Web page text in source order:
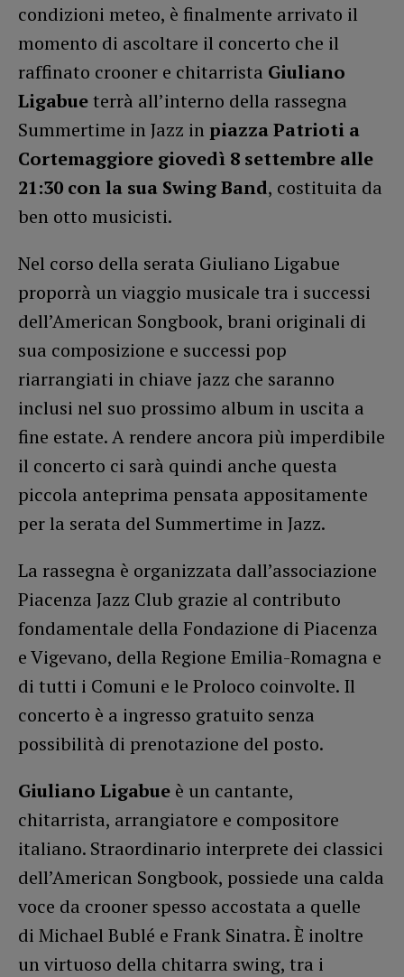
condizioni meteo, è finalmente arrivato il
momento di ascoltare il concerto che il
raffinato crooner e chitarrista Giuliano
Ligabueterrà all’interno della rassegna
Summertime in Jazz in piazza Patrioti a
Cortemaggiore giovedì 8 settembre alle
21:30 con la sua Swing Band, costituita da
ben otto musicisti.
Nel corso della serata Giuliano Ligabue
proporrà un viaggio musicale tra i successi
dell’American Songbook, brani originali di
sua composizione e successi pop
riarrangiati in chiave jazz che saranno
inclusi nel suo prossimo album in uscita a
fine estate. A rendere ancora più imperdibile
il concerto ci sarà quindi anche questa
piccola anteprima pensata appositamente
per la serata del Summertime in Jazz.
La rassegna è organizzata dall’associazione
Piacenza Jazz Club grazie al contributo
fondamentale della Fondazione di Piacenza
e Vigevano, della Regione Emilia-Romagna e
di tutti i Comuni e le Proloco coinvolte. Il
concerto è a ingresso gratuito senza
possibilità di prenotazione del posto.
Giuliano Ligabue è un cantante,
chitarrista, arrangiatore e compositore
italiano. Straordinario interprete dei classici
dell’American Songbook, possiede una calda
voce da crooner spesso accostata a quelle
di Michael Bublé e Frank Sinatra. È inoltre
un virtuoso della chitarra swing, tra i